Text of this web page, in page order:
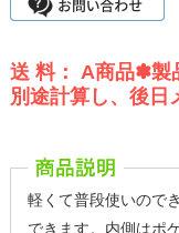
送 料： A商品✽製
別途計算し、後日
軽くて普段使いので
できます。内側はポ